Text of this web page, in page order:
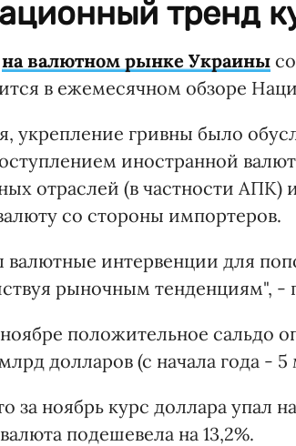
тренд
на валютном рынке Украины
в ежемесячном обзоре
укрепление гривны было
иностранной
отраслей (в частности
со стороны импортеров.
интервенции для
рыночным тенденциям", -
ноябре положительное сальдо
долларов (с начала года -
за ноябрь курс доллара упал
подешевела на 13,2%.